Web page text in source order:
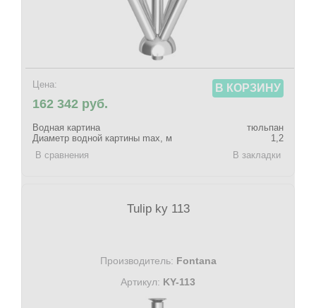
Цена:
162 342 руб.
В КОРЗИНУ
Водная картина
тюльпан
Диаметр водной картины max, м
1,2
В сравнения
В закладки
Tulip ky 113
Производитель: Fontana
Артикул: KY-113